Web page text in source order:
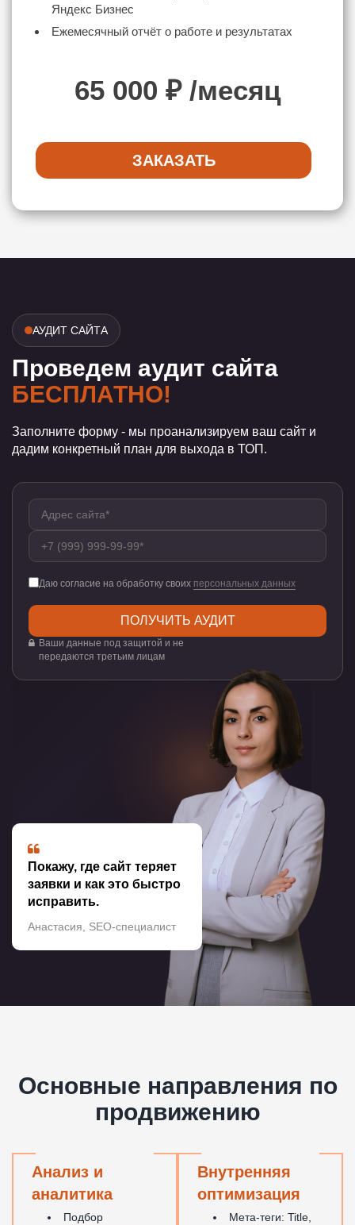
Яндекс Бизнес
Ежемесячный отчёт о работе и результатах
65 000 ₽ /месяц
ЗАКАЗАТЬ
АУДИТ САЙТА
Проведем аудит сайта
БЕСПЛАТНО!
Заполните форму - мы проанализируем ваш сайт и
дадим конкретный план для выхода в ТОП.
Даю согласие на обработку своих персональных данных
Ваши данные под защитой и не
передаются третьим лицам
Покажу, где сайт теряет
заявки и как это быстро
исправить.
Анастасия, SEO-специалист
Основные направления по
продвижению
Анализ и
аналитика
Подбор
Внутренняя
оптимизация
Мета-теги: Title,